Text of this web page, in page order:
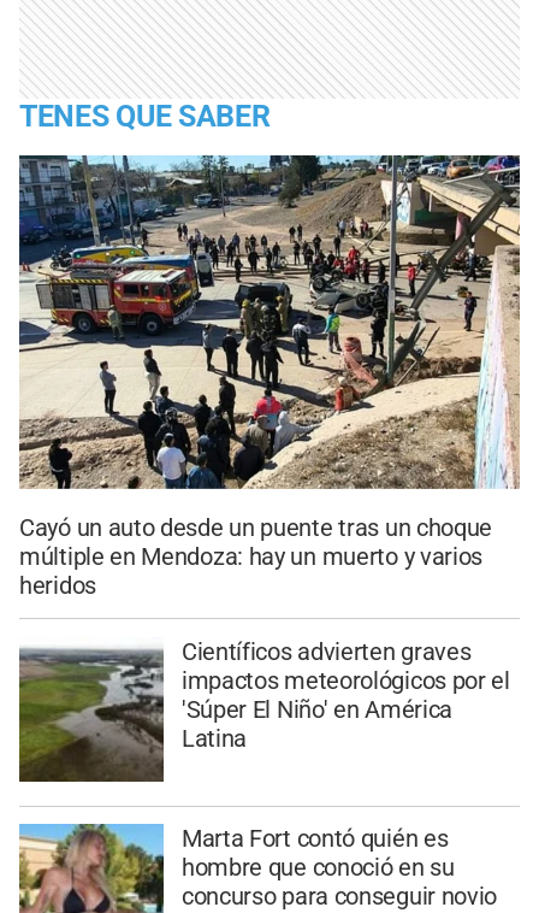
TENES QUE SABER
Cayó un auto desde un puente tras un choque
múltiple en Mendoza: hay un muerto y varios
heridos
Científicos advierten graves
impactos meteorológicos por el
'Súper El Niño' en América
Latina
Marta Fort contó quién es
hombre que conoció en su
concurso para conseguir novio